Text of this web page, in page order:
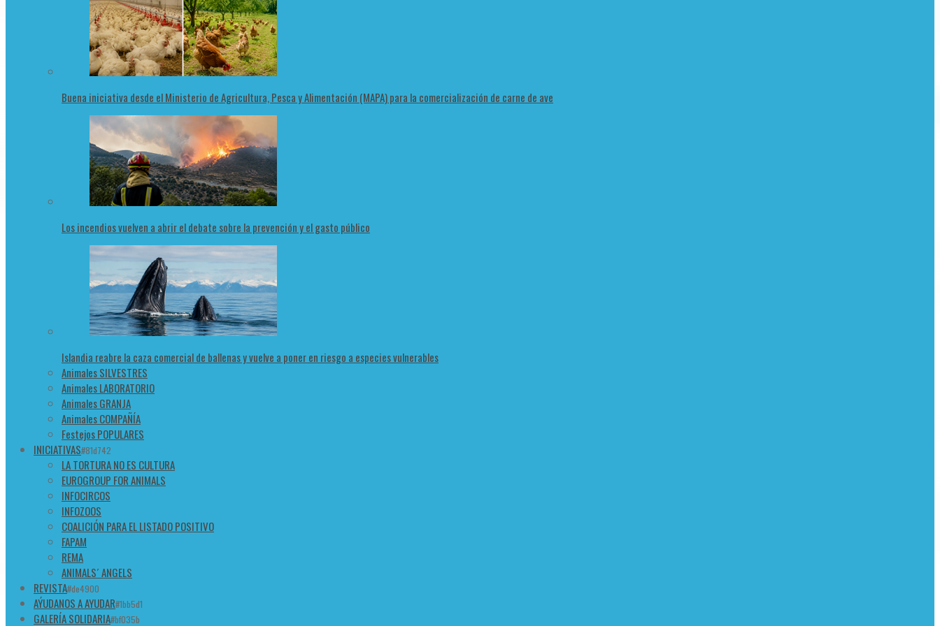
Buena iniciativa desde el Ministerio de Agricultura, Pesca y Alimentación (MAPA) para la comercialización de carne de ave
Los incendios vuelven a abrir el debate sobre la prevención y el gasto público
Islandia reabre la caza comercial de ballenas y vuelve a poner en riesgo a especies vulnerables
Animales SILVESTRES
Animales LABORATORIO
Animales GRANJA
Animales COMPAÑÍA
Festejos POPULARES
INICIATIVAS#81d742
LA TORTURA NO ES CULTURA
EUROGROUP FOR ANIMALS
INFOCIRCOS
INFOZOOS
COALICIÓN PARA EL LISTADO POSITIVO
FAPAM
REMA
ANIMALS´ ANGELS
REVISTA#de4900
AÝUDANOS A AYUDAR#1bb5d1
GALERÍA SOLIDARIA#bf035b